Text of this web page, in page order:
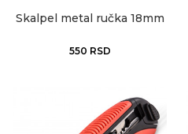
Skalpel metal ručka 18mm
550 RSD